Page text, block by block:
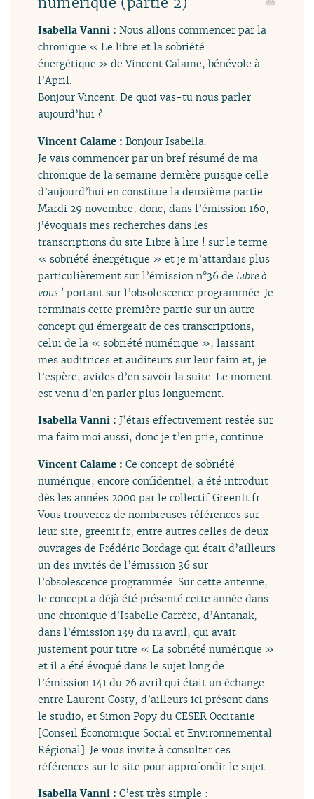
Isabella Vanni :Nous allons commencer par la
chronique « Le libre et la sobriété
énergétique » de Vincent Calame, bénévole à
l’April.
Bonjour Vincent. De quoi vas-tu nous parler
aujourd’hui ?
Vincent Calame :Bonjour Isabella.
Je vais commencer par un bref résumé de ma
chronique de la semaine dernière puisque celle
d’aujourd’hui en constitue la deuxième partie.
Mardi 29 novembre, donc, dans l’émission 160,
j’évoquais mes recherches dans les
transcriptions du site Libre à lire ! sur le terme
« sobriété énergétique » et je m’attardais plus
particulièrement sur l’émission n°36 de Libre à
vous ! portant sur l’obsolescence programmée. Je
terminais cette première partie sur un autre
concept qui émergeait de ces transcriptions,
celui de la « sobriété numérique », laissant
mes auditrices et auditeurs sur leur faim et, je
l’espère, avides d’en savoir la suite. Le moment
est venu d’en parler plus longuement.
Isabella Vanni :J’étais effectivement restée sur
ma faim moi aussi, donc je t’en prie, continue.
Vincent Calame :Ce concept de sobriété
numérique, encore confidentiel, a été introduit
dès les années 2000 par le collectif GreenIt.fr.
Vous trouverez de nombreuses références sur
leur site, greenit.fr, entre autres celles de deux
ouvrages de Frédéric Bordage qui était d’ailleurs
un des invités de l’émission 36 sur
l’obsolescence programmée. Sur cette antenne,
le concept a déjà été présenté cette année dans
une chronique d’Isabelle Carrère, d’Antanak,
dans l’émission 139 du 12 avril, qui avait
justement pour titre « La sobriété numérique »
et il a été évoqué dans le sujet long de
l’émission 141 du 26 avril qui était un échange
entre Laurent Costy, d’ailleurs ici présent dans
le studio, et Simon Popy du CESER Occitanie
[Conseil Économique Social et Environnemental
Régional]. Je vous invite à consulter ces
références sur le site pour approfondir le sujet.
Isabella Vanni :C’est très simple :